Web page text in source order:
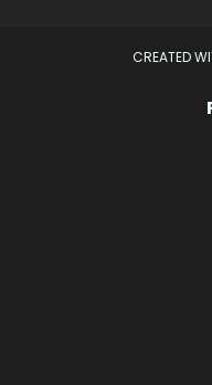
CREATED